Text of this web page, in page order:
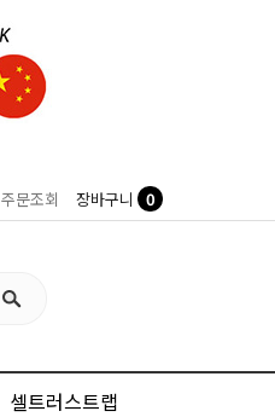
주문조회 장바구니 0
셀트러스트랩